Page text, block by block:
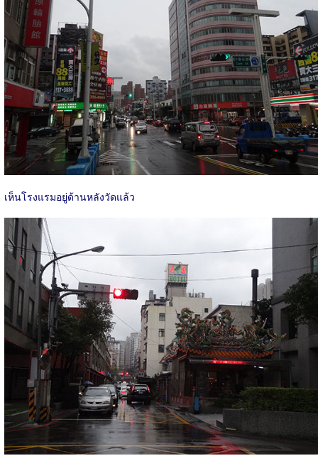
เห็นโรงแรมอยู่ด้านหลังวัดแล้ว